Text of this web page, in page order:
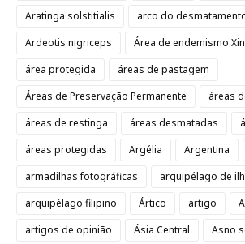
Aratinga solstitialis
arco do
Ardeotis nigriceps
Área de endemismo
área protegida
áreas de pastagem
Áreas de Preservação Permanente
áreas
áreas de restinga
áreas desmatadas
áreas protegidas
Argélia Argentina
armadilhas fotográficas
arquipélago de
arquipélago filipino
Ártico artigo
artigos de opinião
Ásia Central
Asno